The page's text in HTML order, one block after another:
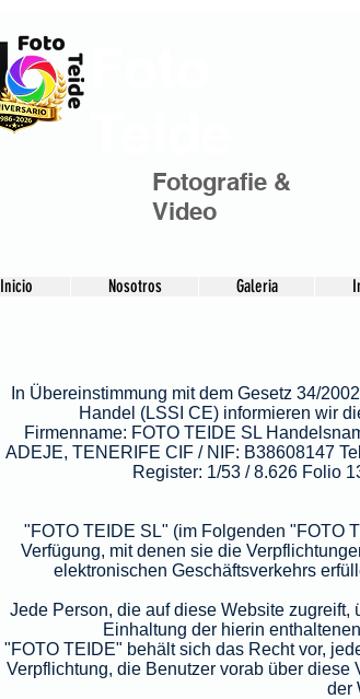
Fotografie &
Video
Inicio Nosotros Galeria
In Übereinstimmung mit dem Gesetz 34/
Handel (LSSI CE) informieren wir
Firmenname: FOTO TEIDE SL
ADEJE, TENERIFE CIF / NIF: B38608147
Register: 1/53 / 8.626 Folio
"FOTO TEIDE SL" (im Folgenden "FOTO
Verfügung, mit denen sie die
elektronischen Geschäftsverkehrs
Jede Person, die auf diese Website
Einhaltung der hierin
"FOTO TEIDE" behält sich das Recht vor,
Verpflichtung, die Benutzer vorab über
der